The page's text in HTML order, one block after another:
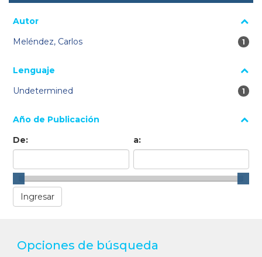
Autor
Meléndez, Carlos
1
1
Lenguaje
Undetermined
1
1
Año de Publicación
De:
a:
Opciones de búsqueda